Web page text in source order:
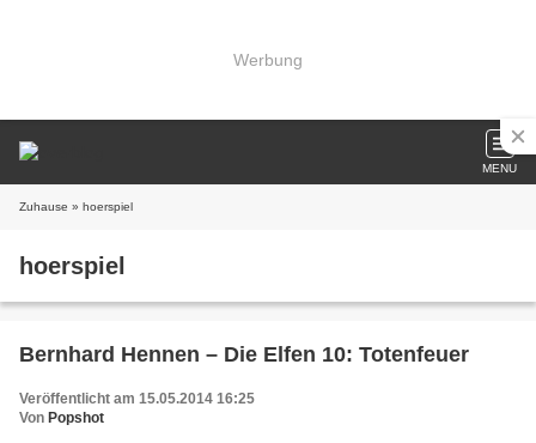
Werbung
MENU
Zuhause » hoerspiel
hoerspiel
Bernhard Hennen – Die Elfen 10: Totenfeuer
Veröffentlicht am 15.05.2014 16:25
Von Popshot